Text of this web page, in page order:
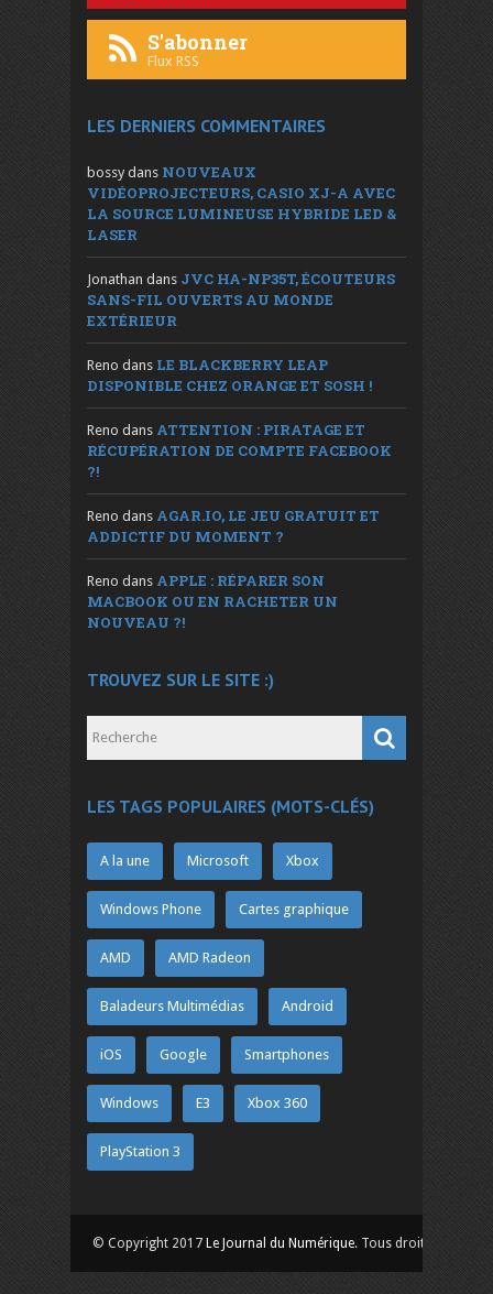
S'abonner
Flux RSS
LES DERNIERS COMMENTAIRES
bossy dans NOUVEAUX
VIDÉOPROJECTEURS, CASIO XJ-A AVEC
LA SOURCE LUMINEUSE HYBRIDE LED &
LASER
Jonathan dans JVC HA-NP35T, ÉCOUTEURS
SANS-FIL OUVERTS AU MONDE
EXTÉRIEUR
Reno dans LE BLACKBERRY LEAP
DISPONIBLE CHEZ ORANGE ET SOSH !
Reno dans ATTENTION : PIRATAGE ET
RÉCUPÉRATION DE COMPTE FACEBOOK
?!
Reno dans AGAR.IO, LE JEU GRATUIT ET
ADDICTIF DU MOMENT ?
Reno dans APPLE : RÉPARER SON
MACBOOK OU EN RACHETER UN
NOUVEAU ?!
TROUVEZ SUR LE SITE :)
LES TAGS POPULAIRES (MOTS-CLÉS)
A la une Microsoft Xbox
Windows Phone Cartes graphique
AMD AMD Radeon
Baladeurs Multimédias Android
iOS Google Smartphones
Windows E3 Xbox 360
PlayStation 3
© Copyright 2017 Le Journal du Numérique. Tous droits réservés.